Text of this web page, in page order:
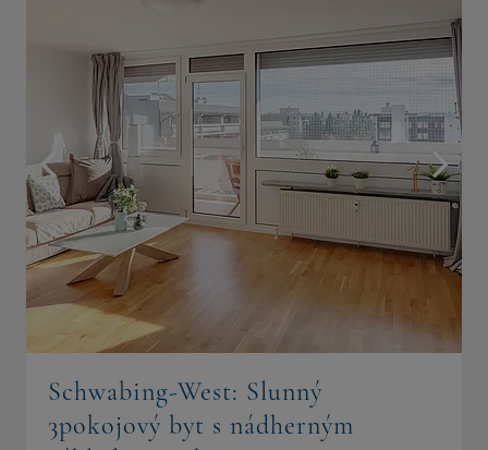
Schwabing-West: Slunný
3pokojový byt s nádherným